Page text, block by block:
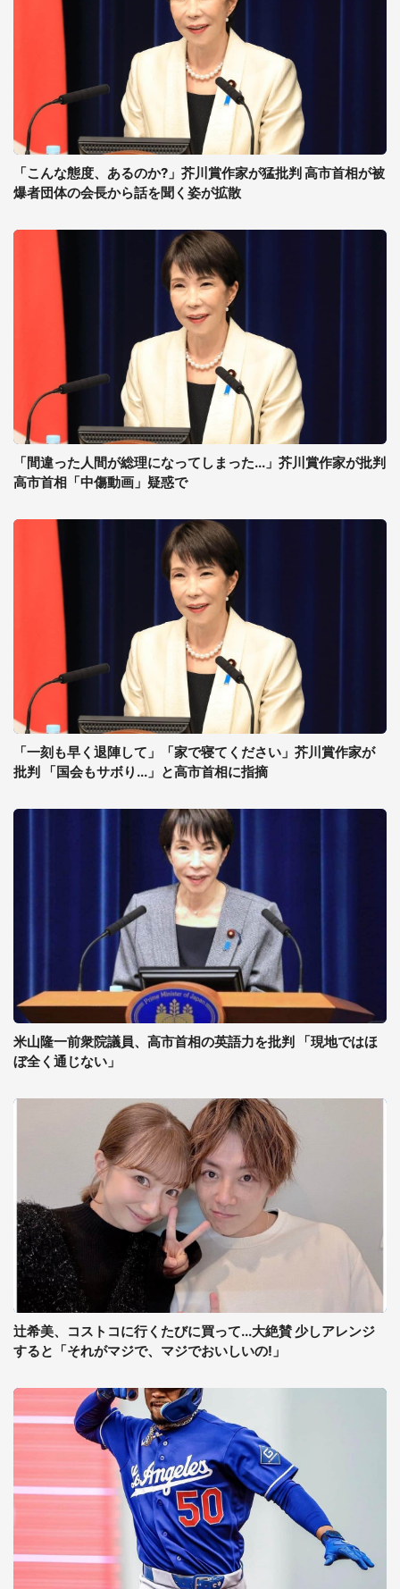
「こんな態度、あるのか?」芥川賞作家が猛批判 高市首相が被
爆者団体の会長から話を聞く姿が拡散
「間違った人間が総理になってしまった...」芥川賞作家が批判
高市首相「中傷動画」疑惑で
「一刻も早く退陣して」「家で寝てください」芥川賞作家が
批判 「国会もサボり...」と高市首相に指摘
米山隆一前衆院議員、高市首相の英語力を批判 「現地ではほ
ぼ全く通じない」
辻希美、コストコに行くたびに買って...大絶賛 少しアレンジ
すると「それがマジで、マジでおいしいの!」